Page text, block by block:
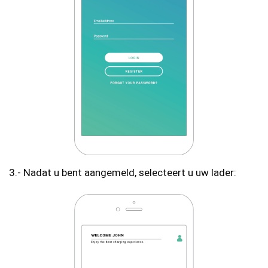
3.- Nadat u bent aangemeld, selecteert u uw lader: